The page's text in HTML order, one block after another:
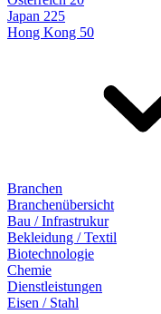
Japan 225
Hong Kong 50
Branchen
Branchenübersicht
Bau / Infrastrukur
Bekleidung / Textil
Biotechnologie
Chemie
Dienstleistungen
Eisen / Stahl